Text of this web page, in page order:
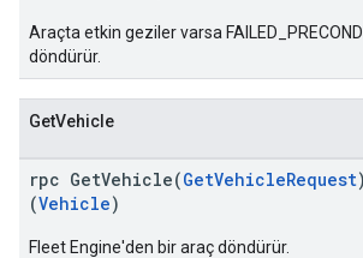
Araçta etkin geziler varsa
döndürür.
GetVehicle
rpc GetVehicle(GetVehicleRequest
(Vehicle)
Fleet Engine'den bir araç döndürür.